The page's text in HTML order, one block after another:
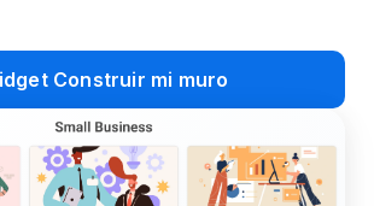
Construir mi muro